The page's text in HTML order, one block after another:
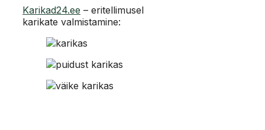
Karikad24.ee – eritellimusel
karikate valmistamine: